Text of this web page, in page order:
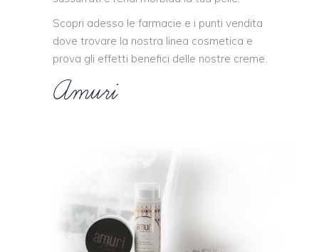
Scopri adesso le farmacie e i punti vendita
dove trovare la nostra linea cosmetica e
prova gli effetti benefici delle nostre creme.
Amuri